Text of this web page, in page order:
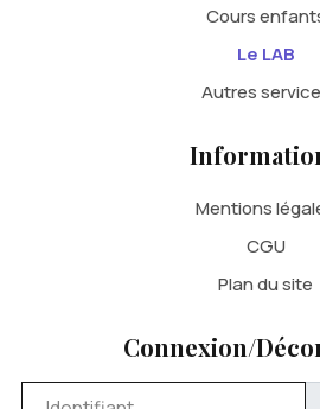
Cours
Le LAB
Autres
Mentions
CGU
Plan du site
Connexion/